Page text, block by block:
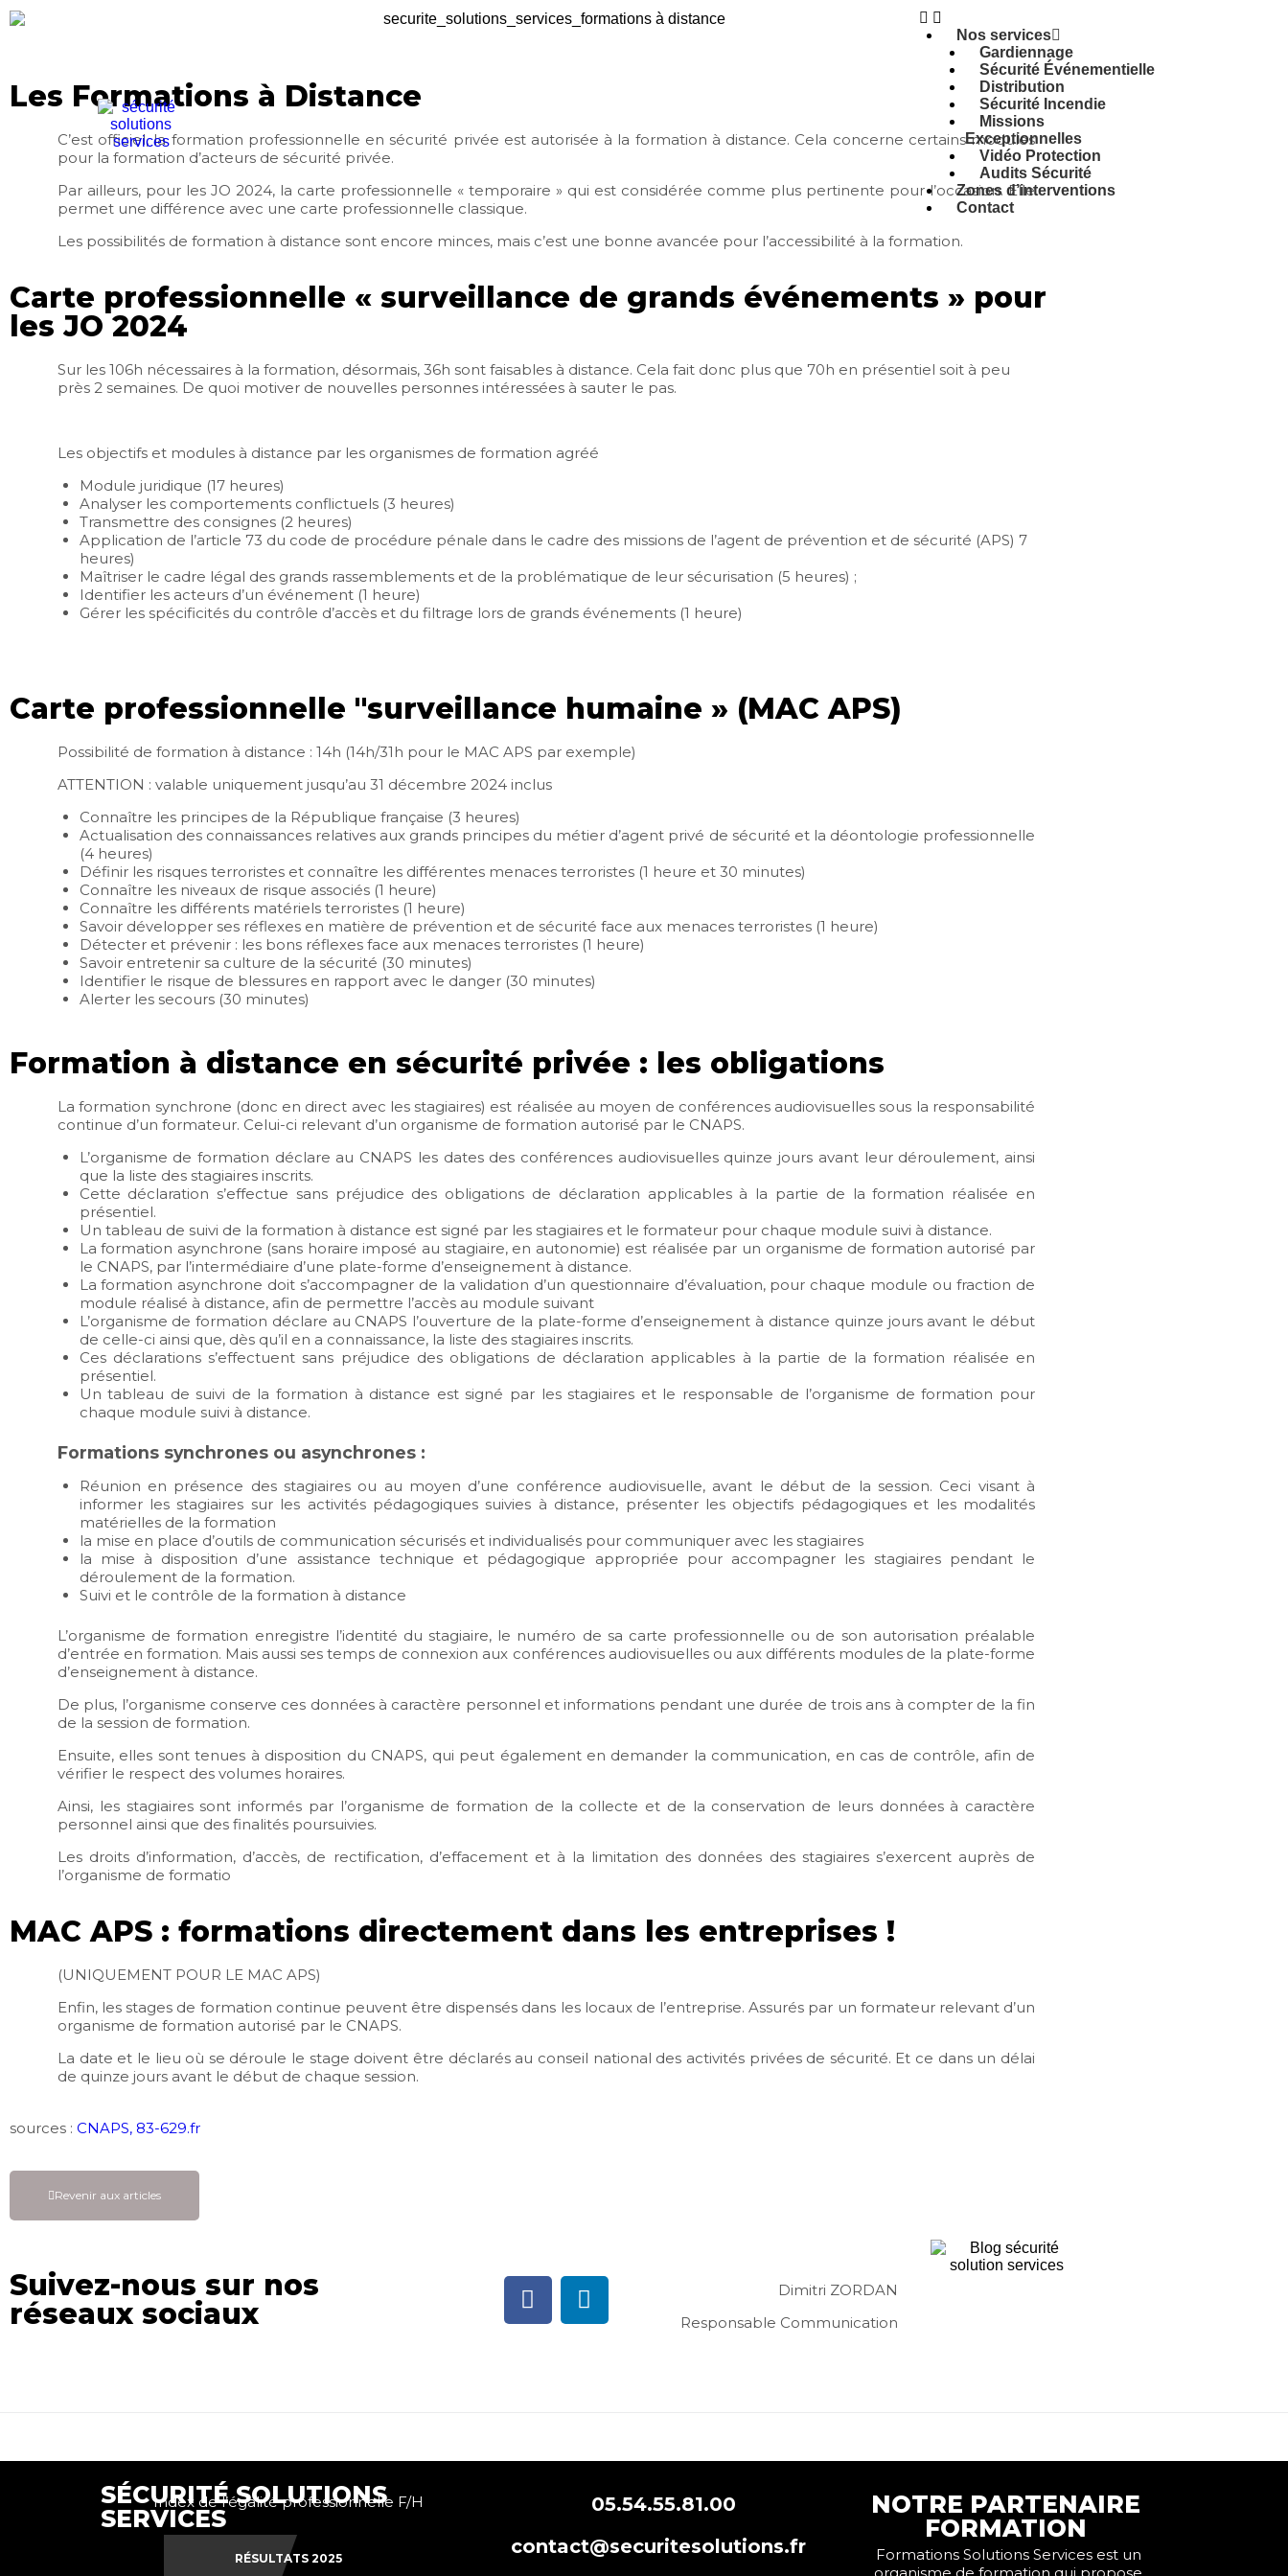
Nos services
Gardiennage
Sécurité Événementielle
Distribution
Sécurité Incendie
Missions
Exceptionnelles
Vidéo Protection
Audits Sécurité
Zones d’interventions
Contact
Les Formations à Distance
C’est officiel, la formation professionnelle en sécurité privée est autorisée à la formation à distance. Cela concerne certains modules
pour la formation d’acteurs de sécurité privée.
Par ailleurs, pour les JO 2024, la carte professionnelle « temporaire » qui est considérée comme plus pertinente pour l’occasion. Elle
permet une différence avec une carte professionnelle classique.
Les possibilités de formation à distance sont encore minces, mais c’est une bonne avancée pour l’accessibilité à la formation.
Carte professionnelle « surveillance de grands événements » pour
les JO 2024
Sur les 106h nécessaires à la formation, désormais, 36h sont faisables à distance. Cela fait donc plus que 70h en présentiel soit à peu
près 2 semaines. De quoi motiver de nouvelles personnes intéressées à sauter le pas.
Les objectifs et modules à distance par les organismes de formation agréé
Module juridique (17 heures)
Analyser les comportements conflictuels (3 heures)
Transmettre des consignes (2 heures)
Application de l’article 73 du code de procédure pénale dans le cadre des missions de l’agent de prévention et de sécurité (APS) 7
heures)
Maîtriser le cadre légal des grands rassemblements et de la problématique de leur sécurisation (5 heures) ;
Identifier les acteurs d’un événement (1 heure)
Gérer les spécificités du contrôle d’accès et du filtrage lors de grands événements (1 heure)
Carte professionnelle "surveillance humaine » (MAC APS)
Possibilité de formation à distance : 14h (14h/31h pour le MAC APS par exemple)
ATTENTION : valable uniquement jusqu’au 31 décembre 2024 inclus
Connaître les principes de la République française (3 heures)
Actualisation des connaissances relatives aux grands principes du métier d’agent privé de sécurité et la déontologie professionnelle
(4 heures)
Définir les risques terroristes et connaître les différentes menaces terroristes (1 heure et 30 minutes)
Connaître les niveaux de risque associés (1 heure)
Connaître les différents matériels terroristes (1 heure)
Savoir développer ses réflexes en matière de prévention et de sécurité face aux menaces terroristes (1 heure)
Détecter et prévenir : les bons réflexes face aux menaces terroristes (1 heure)
Savoir entretenir sa culture de la sécurité (30 minutes)
Identifier le risque de blessures en rapport avec le danger (30 minutes)
Alerter les secours (30 minutes)
Formation à distance en sécurité privée : les obligations
La formation synchrone (donc en direct avec les stagiaires) est réalisée au moyen de conférences audiovisuelles sous la responsabilité
continue d’un formateur. Celui-ci relevant d’un organisme de formation autorisé par le CNAPS.
L’organisme de formation déclare au CNAPS les dates des conférences audiovisuelles quinze jours avant leur déroulement, ainsi
que la liste des stagiaires inscrits.
Cette déclaration s’effectue sans préjudice des obligations de déclaration applicables à la partie de la formation réalisée en
présentiel.
Un tableau de suivi de la formation à distance est signé par les stagiaires et le formateur pour chaque module suivi à distance.
La formation asynchrone (sans horaire imposé au stagiaire, en autonomie) est réalisée par un organisme de formation autorisé par
le CNAPS, par l’intermédiaire d’une plate-forme d’enseignement à distance.
La formation asynchrone doit s’accompagner de la validation d’un questionnaire d’évaluation, pour chaque module ou fraction de
module réalisé à distance, afin de permettre l’accès au module suivant
L’organisme de formation déclare au CNAPS l’ouverture de la plate-forme d’enseignement à distance quinze jours avant le début
de celle-ci ainsi que, dès qu’il en a connaissance, la liste des stagiaires inscrits.
Ces déclarations s’effectuent sans préjudice des obligations de déclaration applicables à la partie de la formation réalisée en
présentiel.
Un tableau de suivi de la formation à distance est signé par les stagiaires et le responsable de l’organisme de formation pour
chaque module suivi à distance.
Formations synchrones ou asynchrones :
Réunion en présence des stagiaires ou au moyen d’une conférence audiovisuelle, avant le début de la session. Ceci visant à
informer les stagiaires sur les activités pédagogiques suivies à distance, présenter les objectifs pédagogiques et les modalités
matérielles de la formation
la mise en place d’outils de communication sécurisés et individualisés pour communiquer avec les stagiaires
la mise à disposition d’une assistance technique et pédagogique appropriée pour accompagner les stagiaires pendant le
déroulement de la formation.
Suivi et le contrôle de la formation à distance
L’organisme de formation enregistre l’identité du stagiaire, le numéro de sa carte professionnelle ou de son autorisation préalable
d’entrée en formation. Mais aussi ses temps de connexion aux conférences audiovisuelles ou aux différents modules de la plate-forme
d’enseignement à distance.
De plus, l’organisme conserve ces données à caractère personnel et informations pendant une durée de trois ans à compter de la fin
de la session de formation.
Ensuite, elles sont tenues à disposition du CNAPS, qui peut également en demander la communication, en cas de contrôle, afin de
vérifier le respect des volumes horaires.
Ainsi, les stagiaires sont informés par l’organisme de formation de la collecte et de la conservation de leurs données à caractère
personnel ainsi que des finalités poursuivies.
Les droits d’information, d’accès, de rectification, d’effacement et à la limitation des données des stagiaires s’exercent auprès de
l’organisme de formatio
MAC APS : formations directement dans les entreprises !
(UNIQUEMENT POUR LE MAC APS)
Enfin, les stages de formation continue peuvent être dispensés dans les locaux de l’entreprise. Assurés par un formateur relevant d’un
organisme de formation autorisé par le CNAPS.
La date et le lieu où se déroule le stage doivent être déclarés au conseil national des activités privées de sécurité. Et ce dans un délai
de quinze jours avant le début de chaque session.
sources : CNAPS, 83-629.fr
Revenir aux articles
Suivez-nous sur nos
réseaux sociaux
Dimitri ZORDAN
Responsable Communication
SÉCURITÉ SOLUTIONS
SERVICES
Index de l’égalité professionnelle F/H
RÉSULTATS 2025
05.54.55.81.00
contact@securitesolutions.fr
NOTRE PARTENAIRE
FORMATION
Formations Solutions Services est un